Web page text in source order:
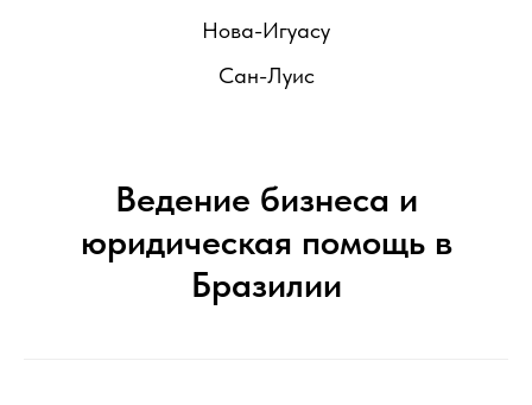
Нова-Игуасу
Сан-Луис
Ведение бизнеса и
юридическая помощь в
Бразилии